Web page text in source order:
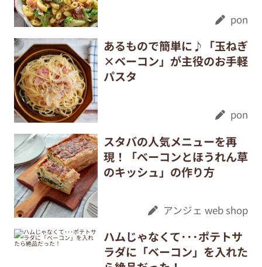
pon
あるもので簡単に♪「玉ねぎ
×ベーコン」が主役のお手軽
パスタ
pon
スタバの人気メニューを再
現！「ベーコンとほうれん草
のキッシュ」の作り方
アンジェ web shop
ハムじゃなくて･･･ポテトサ
ラダに「ベーコン」を入れた